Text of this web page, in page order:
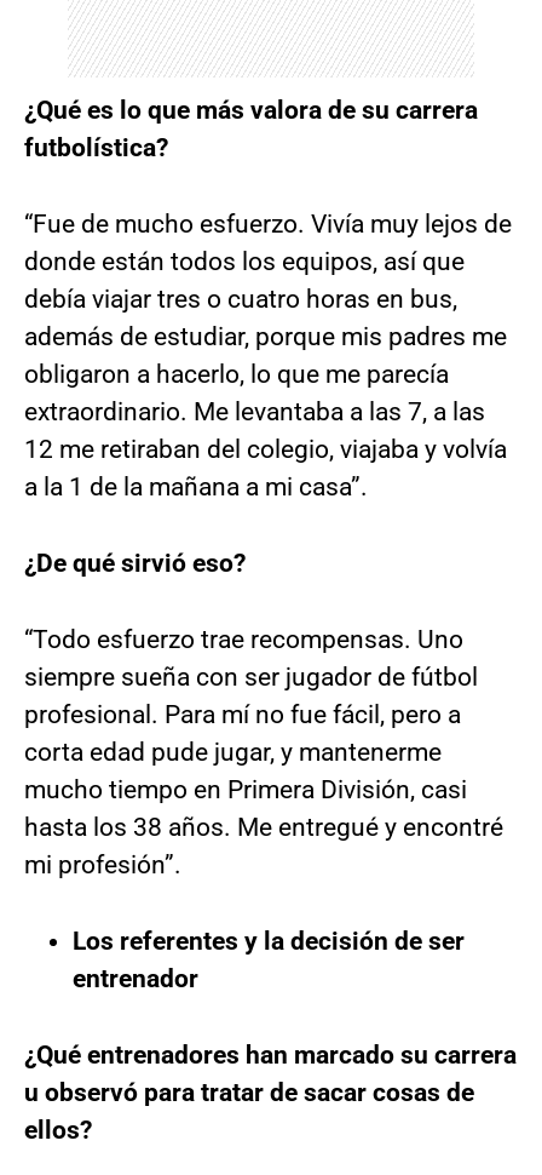
¿Qué es lo que más valora de su carrera
futbolística?
“Fue de mucho esfuerzo. Vivía muy lejos de
donde están todos los equipos, así que
debía viajar tres o cuatro horas en bus,
además de estudiar, porque mis padres me
obligaron a hacerlo, lo que me parecía
extraordinario. Me levantaba a las 7, a las
12 me retiraban del colegio, viajaba y volvía
a la 1 de la mañana a mi casa”.
¿De qué sirvió eso?
“Todo esfuerzo trae recompensas. Uno
siempre sueña con ser jugador de fútbol
profesional. Para mí no fue fácil, pero a
corta edad pude jugar, y mantenerme
mucho tiempo en Primera División, casi
hasta los 38 años. Me entregué y encontré
mi profesión”.
Los referentes y la decisión de ser
entrenador
¿Qué entrenadores han marcado su carrera
u observó para tratar de sacar cosas de
ellos?